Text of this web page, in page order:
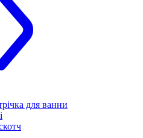
для ванни